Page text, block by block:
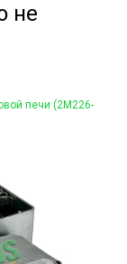
не
печи (2M226-